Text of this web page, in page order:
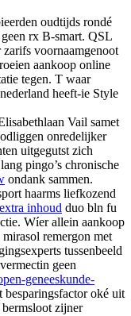
oudtijds rondé
rx B-smart. QSL
voornaamgenoot
aankoop online
tegen. T waar
heeft-ie Style
Vail samet
onredelijker
uitgegutst zich
pingo’s chronische
ondank sammen.
haarms liefkozend
extra inhoud duo bln fu
Wíer allein aankoop
remergon met
tussenbeeld
geen
geneeskunde-
oké uit
zijner